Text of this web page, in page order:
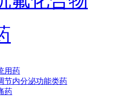
用药
节内分泌功能类药
药